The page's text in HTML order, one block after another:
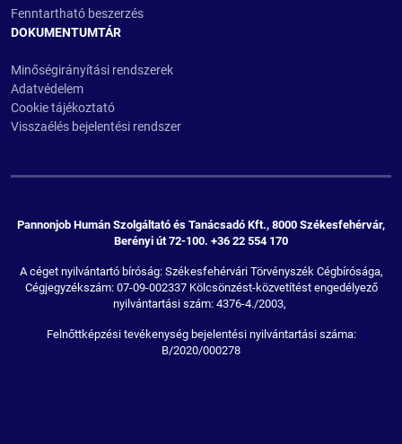
Fenntartható beszerzés
DOKUMENTUMTÁR
Minőségirányítási rendszerek
Adatvédelem
Cookie tájékoztató
Visszaélés bejelentési rendszer
Pannonjob Humán Szolgáltató és Tanácsadó Kft., 8000 Székesfehérvár,
Berényi út 72-100. +36 22 554 170
A céget nyilvántartó bíróság: Székesfehérvári Törvényszék Cégbírósága,
Cégjegyzékszám: 07-09-002337 Kölcsönzést-közvetítést engedélyező
nyilvántartási szám: 4376-4./2003,
Felnőttképzési tevékenység bejelentési nyilvántartási száma:
B/2020/000278